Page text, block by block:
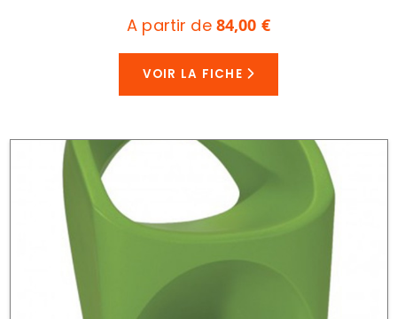
A partir de 84,00 €
VOIR LA FICHE